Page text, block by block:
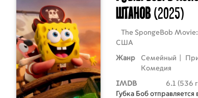
штанов(2025)
The SpongeBob
США
Жанр Семейный
Комедия
IMDB
6.1 (536
Губка Боб